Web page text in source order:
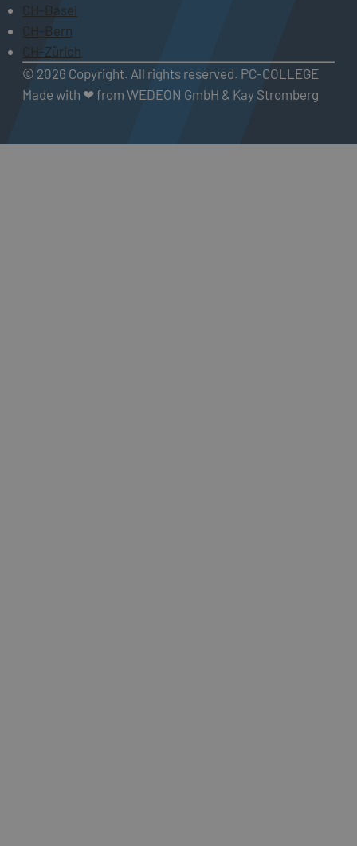
CH-Basel
CH-Bern
CH-Zürich
© 2026 Copyright. All rights reserved. PC-COLLEGE
Made with ❤ from WEDEON GmbH & Kay Stromberg